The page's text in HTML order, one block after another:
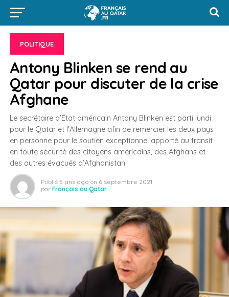
POLITIQUE
Antony Blinken se rend au
Qatar pour discuter de la crise
Afghane
Le secrétaire d’État américain Antony Blinken est parti lundi
pour le Qatar et l’Allemagne afin de remercier les deux pays
en personne pour le soutien exceptionnel apporté au transit
en toute sécurité des citoyens américains, des Afghans et
des autres évacués d’Afghanistan.
Publié 5 ans ago on 6 septembre 2021
par Français au Qatar